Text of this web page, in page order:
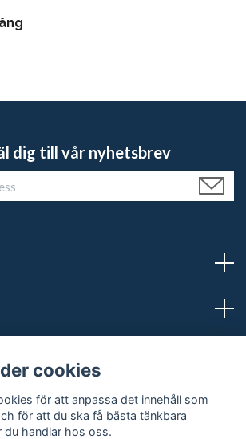
dig till vår nyhetsbrev
cookies
för att anpassa det innehåll som
för att du ska få bästa tänkbara
du handlar hos oss.